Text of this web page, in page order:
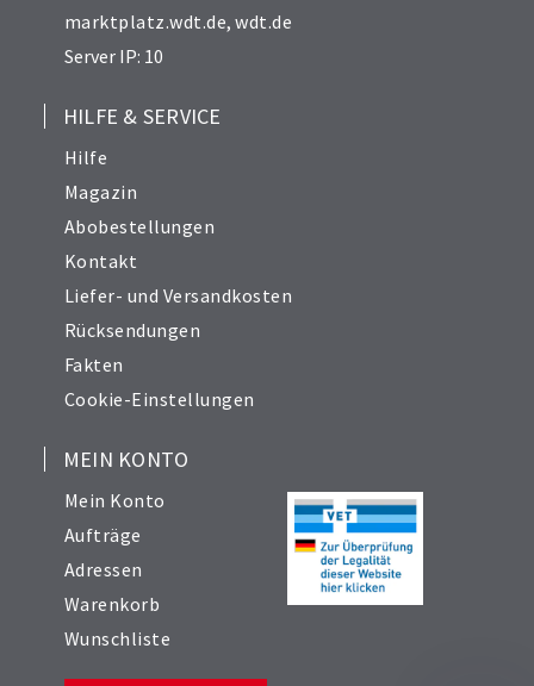
marktplatz.wdt.de,wdt.de
Server IP: 10
HILFE & SERVICE
Hilfe
Magazin
Abobestellungen
Kontakt
Liefer- und Versandkosten
Rücksendungen
Fakten
Cookie-Einstellungen
MEIN KONTO
Mein Konto
Aufträge
Adressen
Warenkorb
Wunschliste